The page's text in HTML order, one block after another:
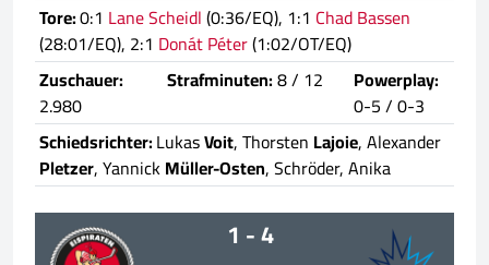
Tore:0:1 Lane Scheidl(0:36/EQ), 1:1 Chad Bassen
(28:01/EQ), 2:1 Donát Péter(1:02/OT/EQ)
Zuschauer:
2.980
Strafminuten:8 / 12
Powerplay:
0-5 / 0-3
Schiedsrichter:LukasVoit, Thorsten Lajoie, Alexander
Pletzer, YannickMüller-Osten, Schröder, Anika
1 - 4